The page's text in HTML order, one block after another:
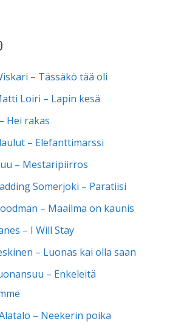
– Tässäkö tää oli
Loiri – Lapin kesä
Hei rakas
– Elefanttimarssi
– Mestaripiirros
Somerjoki – Paratiisi
– Maailma on kaunis
– I Will Stay
– Luonas kai olla saan
– Enkeleitä
– Neekerin poika